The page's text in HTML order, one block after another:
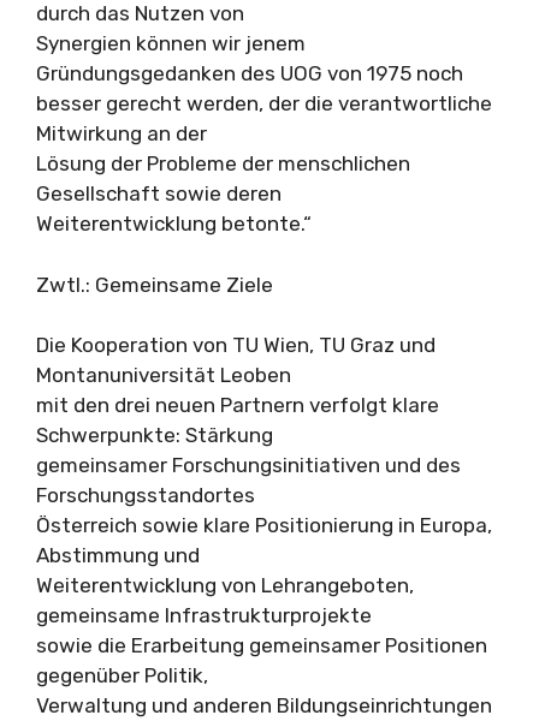
durch das Nutzen von
Synergien können wir jenem
Gründungsgedanken des UOG von 1975 noch
besser gerecht werden, der die verantwortliche
Mitwirkung an der
Lösung der Probleme der menschlichen
Gesellschaft sowie deren
Weiterentwicklung betonte.“
Zwtl.: Gemeinsame Ziele
Die Kooperation von TU Wien, TU Graz und
Montanuniversität Leoben
mit den drei neuen Partnern verfolgt klare
Schwerpunkte: Stärkung
gemeinsamer Forschungsinitiativen und des
Forschungsstandortes
Österreich sowie klare Positionierung in Europa,
Abstimmung und
Weiterentwicklung von Lehrangeboten,
gemeinsame Infrastrukturprojekte
sowie die Erarbeitung gemeinsamer Positionen
gegenüber Politik,
Verwaltung und anderen Bildungseinrichtungen